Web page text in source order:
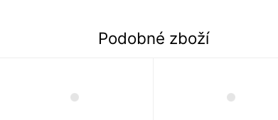
Podobné zboží